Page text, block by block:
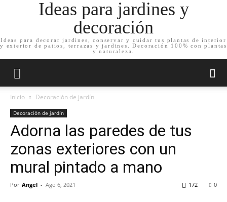
Ideas para jardines y
decoración
Ideas para decorar jardines, conservar y cuidar tus plantas de interior
y exterior de patios, terrazas y jardines. Decoración 100% con plantas
y naturaleza.
Inicio Decoración de jardín
Decoración de jardín
Adorna las paredes de tus
zonas exteriores con un
mural pintado a mano
Por Angel - Ago 6, 2021 0
172